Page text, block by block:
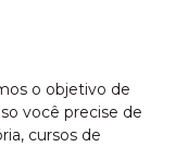
o objetivo de
você precise de
cursos de